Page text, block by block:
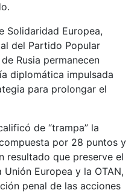
Solidaridad Europea,
del Partido Popular
Rusia permanecen
diplomática impulsada
para prolongar el
de “trampa” la
por 28 puntos y
resultado que preserve el
Europea y la OTAN,
penal de las acciones